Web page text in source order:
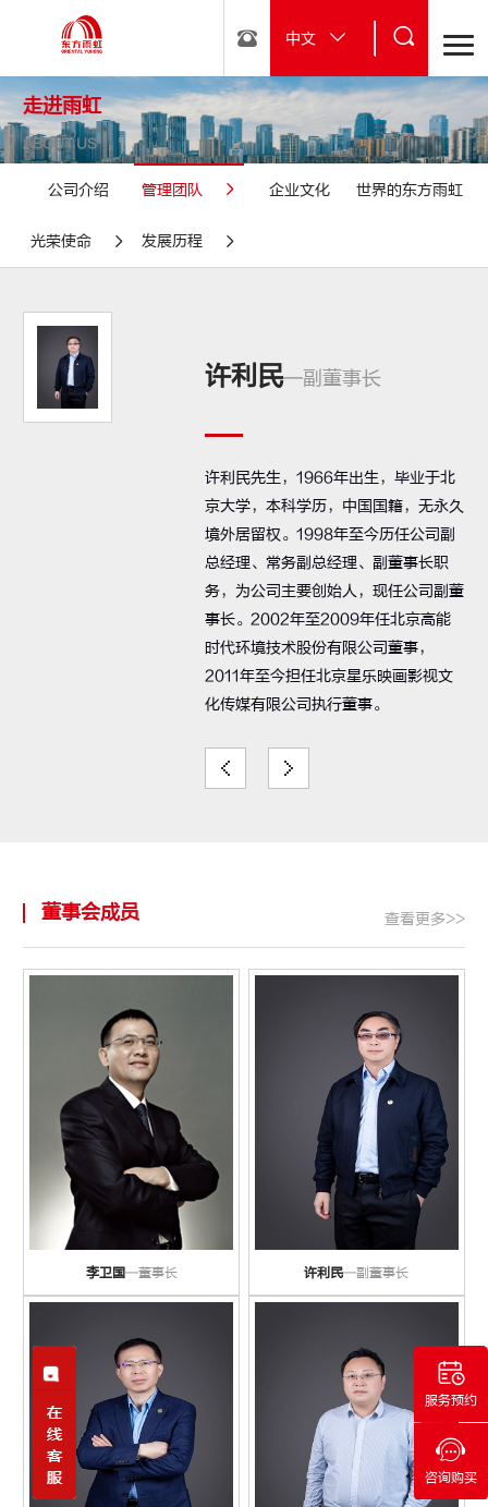
中文
走进雨虹
ABOUT US
公司介绍 管理团队 企业文化 世界的东方雨虹
光荣使命 发展历程
许利民—副董事长
许利民先生，1966年出生，毕业于北
京大学，本科学历，中国国籍，无永久
境外居留权。1998年至今历任公司副
总经理、常务副总经理、副董事长职
务，为公司主要创始人，现任公司副董
事长。2002年至2009年任北京高能
时代环境技术股份有限公司董事，
2011年至今担任北京星乐映画影视文
化传媒有限公司执行董事。
董事会成员 查看更多>>
李卫国—董事长 许利民—副董事长
服务预约
咨询购买